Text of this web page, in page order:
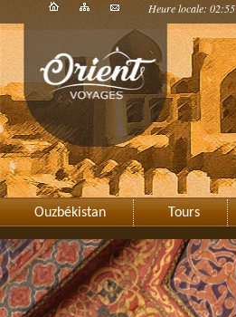
Heure locale: 02:55
Ouzbékistan Tours